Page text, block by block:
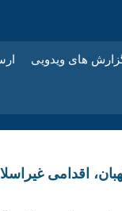
های ویدویی
اقدامی